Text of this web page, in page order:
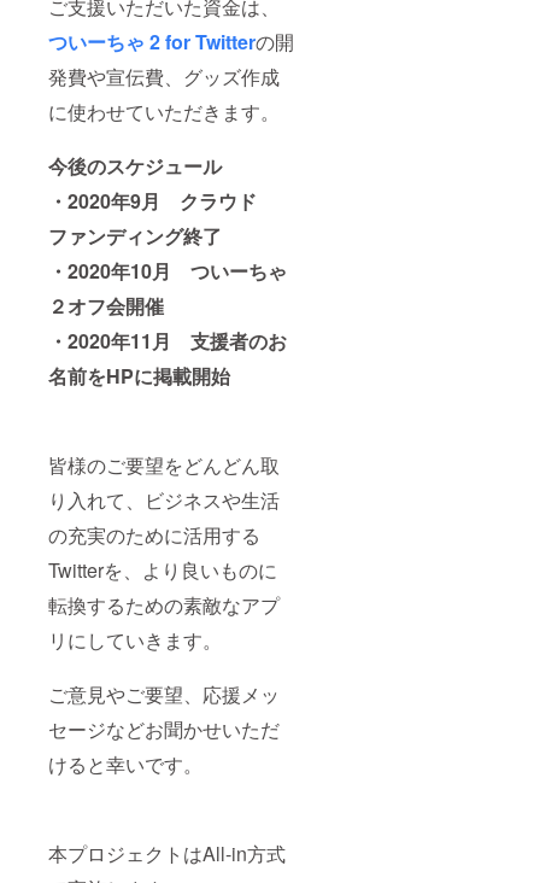
ご支援いただいた資金は、
ついーちゃ 2 for Twitterの開
発費や宣伝費、グッズ作成
に使わせていただきます。
今後のスケジュール
・2020年9月 クラウド
ファンディング終了
・2020年10月 ついーちゃ
２オフ会開催
・2020年11月 支援者のお
名前をHPに掲載開始
皆様のご要望をどんどん取
り入れて、ビジネスや生活
の充実のために活用する
Twitterを、より良いものに
転換するための素敵なアプ
リにしていきます。
ご意見やご要望、応援メッ
セージなどお聞かせいただ
けると幸いです。
本プロジェクトはAll-in方式